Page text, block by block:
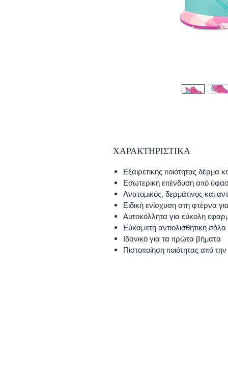
ΧΑΡΑΚΤΗΡΙΣΤΙΚΑ
Εξαιρετικής ποιότητας δέρμα
Εσωτερική επένδυση από
Ανατομικός, δερμάτινος και
Ειδική ενίσχυση στη φτέρνα
Αυτοκόλλητα για εύκολη
Εύκαμπτη αντιολισθητική σόλα
Ιδανικό για τα πρώτα βήματα
Πιστοποίηση ποιότητας από